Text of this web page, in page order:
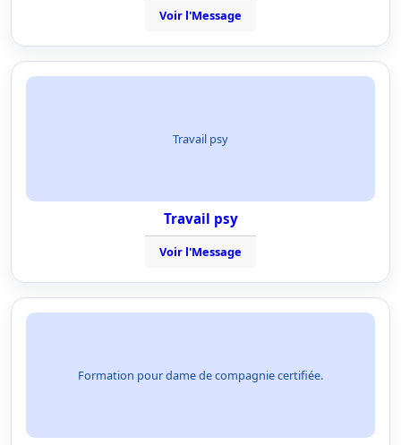
Voir l'Message
Travail psy
Travail psy
Voir l'Message
Formation pour dame de compagnie certifiée.